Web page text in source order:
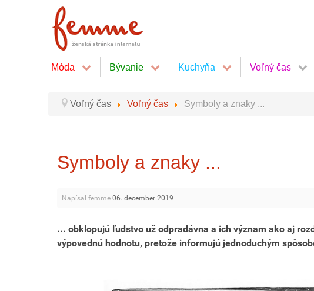
Móda Bývanie Kuchyňa Voľný čas
Voľný čas Voľný čas Symboly a znaky ...
Symboly a znaky ...
Napísal femme 06. december 2019
... obklopujú ľudstvo už odpradávna a ich význam ako aj
výpovednú hodnotu, pretože informujú jednoduchým